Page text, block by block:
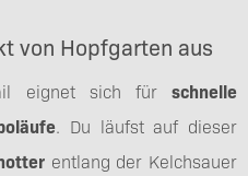
von Hopfgarten aus
eignet sich für schnelle
. Du läufst auf dieser
entlang der Kelchsauer